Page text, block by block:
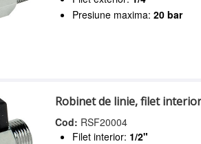
Presiune maxima:20 bar
Robinet de linie, filet
Cod: RSF20004
Filet interior: 1/2"